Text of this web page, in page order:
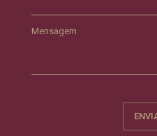
Mensagem